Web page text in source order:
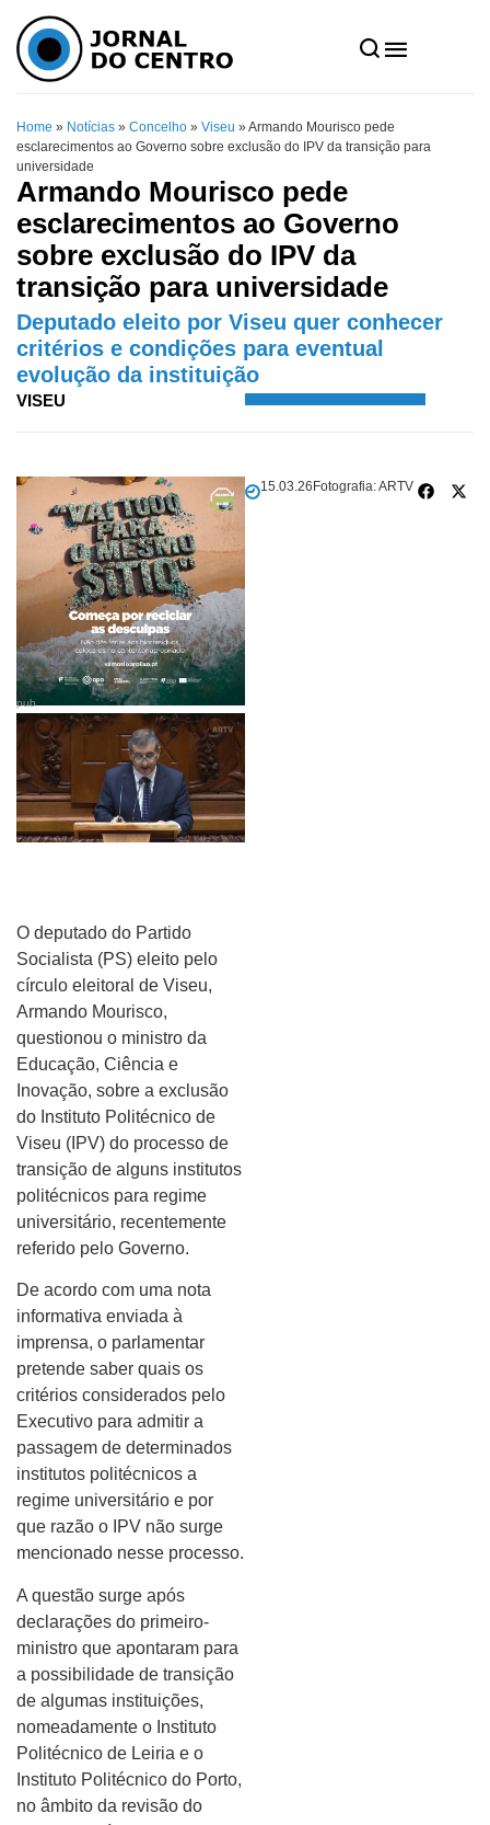
Home » Notícias » Concelho » Viseu »Armando Mourisco pede
esclarecimentos ao Governo sobre exclusão do IPV da transição para
universidade
Armando Mourisco pede
esclarecimentos ao Governo
sobre exclusão do IPV da
transição para universidade
Deputado eleito por Viseu quer conhecer
critérios e condições para eventual
evolução da instituição
VISEU
15.03.26 Fotografia: ARTV
pub
O deputado do Partido
Socialista (PS) eleito pelo
círculo eleitoral de Viseu,
Armando Mourisco,
questionou o ministro da
Educação, Ciência e
Inovação, sobre a exclusão
do Instituto Politécnico de
Viseu (IPV) do processo de
transição de alguns institutos
politécnicos para regime
universitário, recentemente
referido pelo Governo.
De acordo com uma nota
informativa enviada à
imprensa, o parlamentar
pretende saber quais os
critérios considerados pelo
Executivo para admitir a
passagem de determinados
institutos politécnicos a
regime universitário e por
que razão o IPV não surge
mencionado nesse processo.
A questão surge após
declarações do primeiro-
ministro que apontaram para
a possibilidade de transição
de algumas instituições,
nomeadamente o Instituto
Politécnico de Leiria e o
Instituto Politécnico do Porto,
no âmbito da revisão do